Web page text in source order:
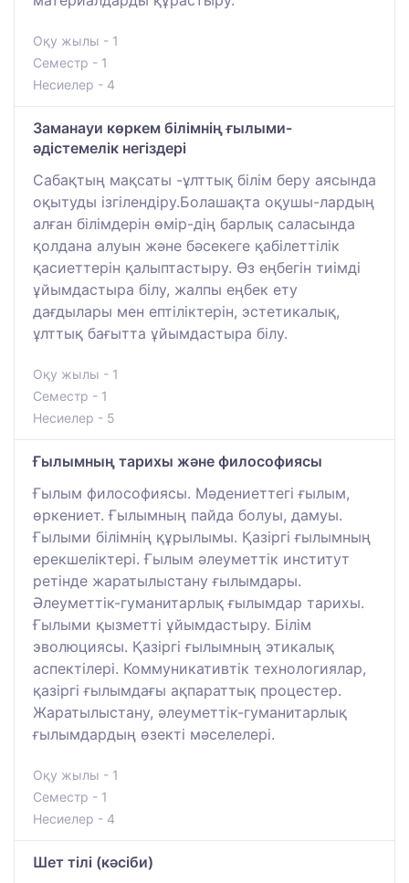
Оқу жылы - 1
Семестр - 1
Несиелер - 4
Заманауи көркем білімнің ғылыми-
әдістемелік негіздері
Сабақтың мақсаты -ұлттық білім беру аясында
оқытуды ізгілендіру.Болашақта оқушы-лардың
алған білімдерін өмір-дің барлық саласында
қолдана алуын және бәсекеге қабілеттілік
қасиеттерін қалыптастыру. Өз еңбегін тиімді
ұйымдастыра білу, жалпы еңбек ету
дағдылары мен ептіліктерін, эстетикалық,
ұлттық бағытта ұйымдастыра білу.
Оқу жылы - 1
Семестр - 1
Несиелер - 5
Ғылымның тарихы және философиясы
Ғылым философиясы. Мәдениеттегі ғылым,
өркениет. Ғылымның пайда болуы, дамуы.
Ғылыми білімнің құрылымы. Қазіргі ғылымның
ерекшеліктері. Ғылым әлеуметтік институт
ретінде жаратылыстану ғылымдары.
Әлеуметтік-гуманитарлық ғылымдар тарихы.
Ғылыми қызметті ұйымдастыру. Білім
эволюциясы. Қазіргі ғылымның этикалық
аспектілері. Коммуникативтік технологиялар,
қазіргі ғылымдағы ақпараттық процестер.
Жаратылыстану, әлеуметтік-гуманитарлық
ғылымдардың өзекті мәселелері.
Оқу жылы - 1
Семестр - 1
Несиелер - 4
Шет тілі (кәсіби)